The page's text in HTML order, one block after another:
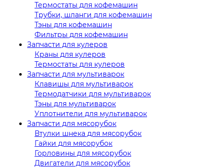
Термостаты для кофемашин
Трубки, шланги для кофемашин
Тэны для кофемашин
Фильтры для кофемашин
Запчасти для кулеров
Краны для кулеров
Термостаты для кулеров
Запчасти для мультиварок
Клавишы для мультиварок
Термодатчики для мультиварок
Тэны для мультиварок
Уплотнители для мультиварок
Запчасти для мясорубок
Втулки шнека для мясорубок
Гайки для мясорубок
Горловины для мясорубок
Двигатели для мясорубок